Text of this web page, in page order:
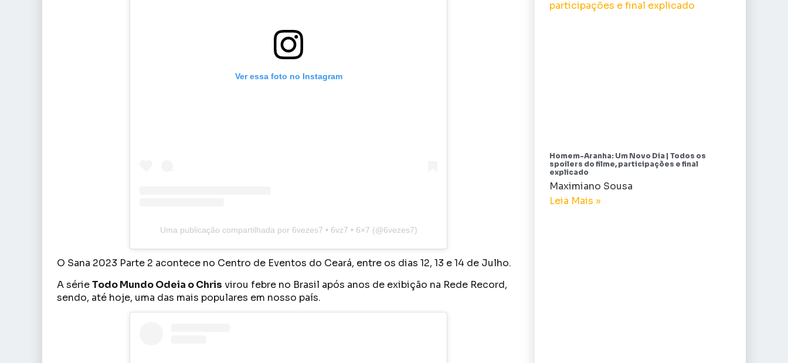
Ver essa foto no Instagram
Uma publicação compartilhada por 6vezes7 • 6vz7 • 6×7 (@6vezes7)
O Sana 2023 Parte 2 acontece no Centro de Eventos do Ceará, entre os dias 12, 13 e 14 de Julho.
A sérieTodo Mundo Odeia o Chris virou febre no Brasil após anos de exibição na Rede Record,
sendo, até hoje, uma das mais populares em nosso país.
Homem-Aranha: Um Novo Dia | Todos os
spoilers do filme, participações e final
explicado
Maximiano Sousa
Leia Mais »